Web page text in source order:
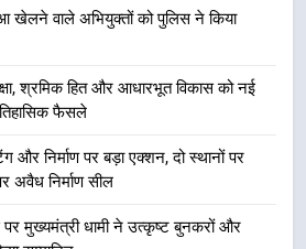
दिल्ली-देहरादून आर्थिक कॉरिडोर से जुड़ी
का डीएम ने किया निरीक्षण; समयबद्ध एवं
गुणवत्तापूर्ण निर्माण सुनिश्चित करने के
नहींः डीएम
उत्तराखण्ड
खेल महाकुंभ 2026ः 01 सितंबर से सजेगा
न्याय पंचायत से राज्य स्तर तक होगा
उत्तराखण्ड
खेलने वाले अभियुक्तों को पुलिस ने किया
श्रमिक हित और आधारभूत विकास को नई
फैसले
और निर्माण पर बड़ा एक्शन, दो स्थानों पर
अवैध निर्माण सील
पर मुख्यमंत्री धामी ने उत्कृष्ट बुनकरों और